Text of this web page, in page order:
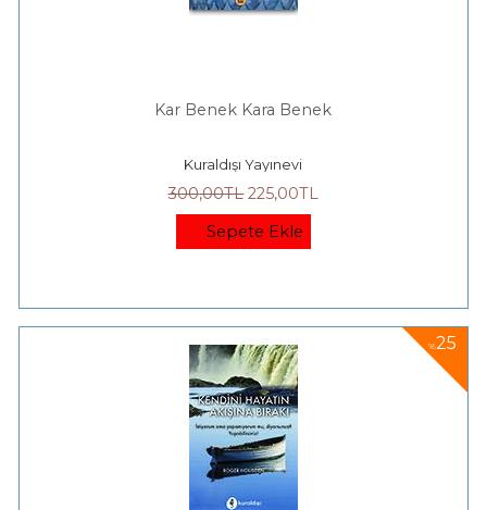
Kar Benek Kara Benek
Kuraldışı Yayınevi
300,00TL 225,00TL
Sepete Ekle
%25